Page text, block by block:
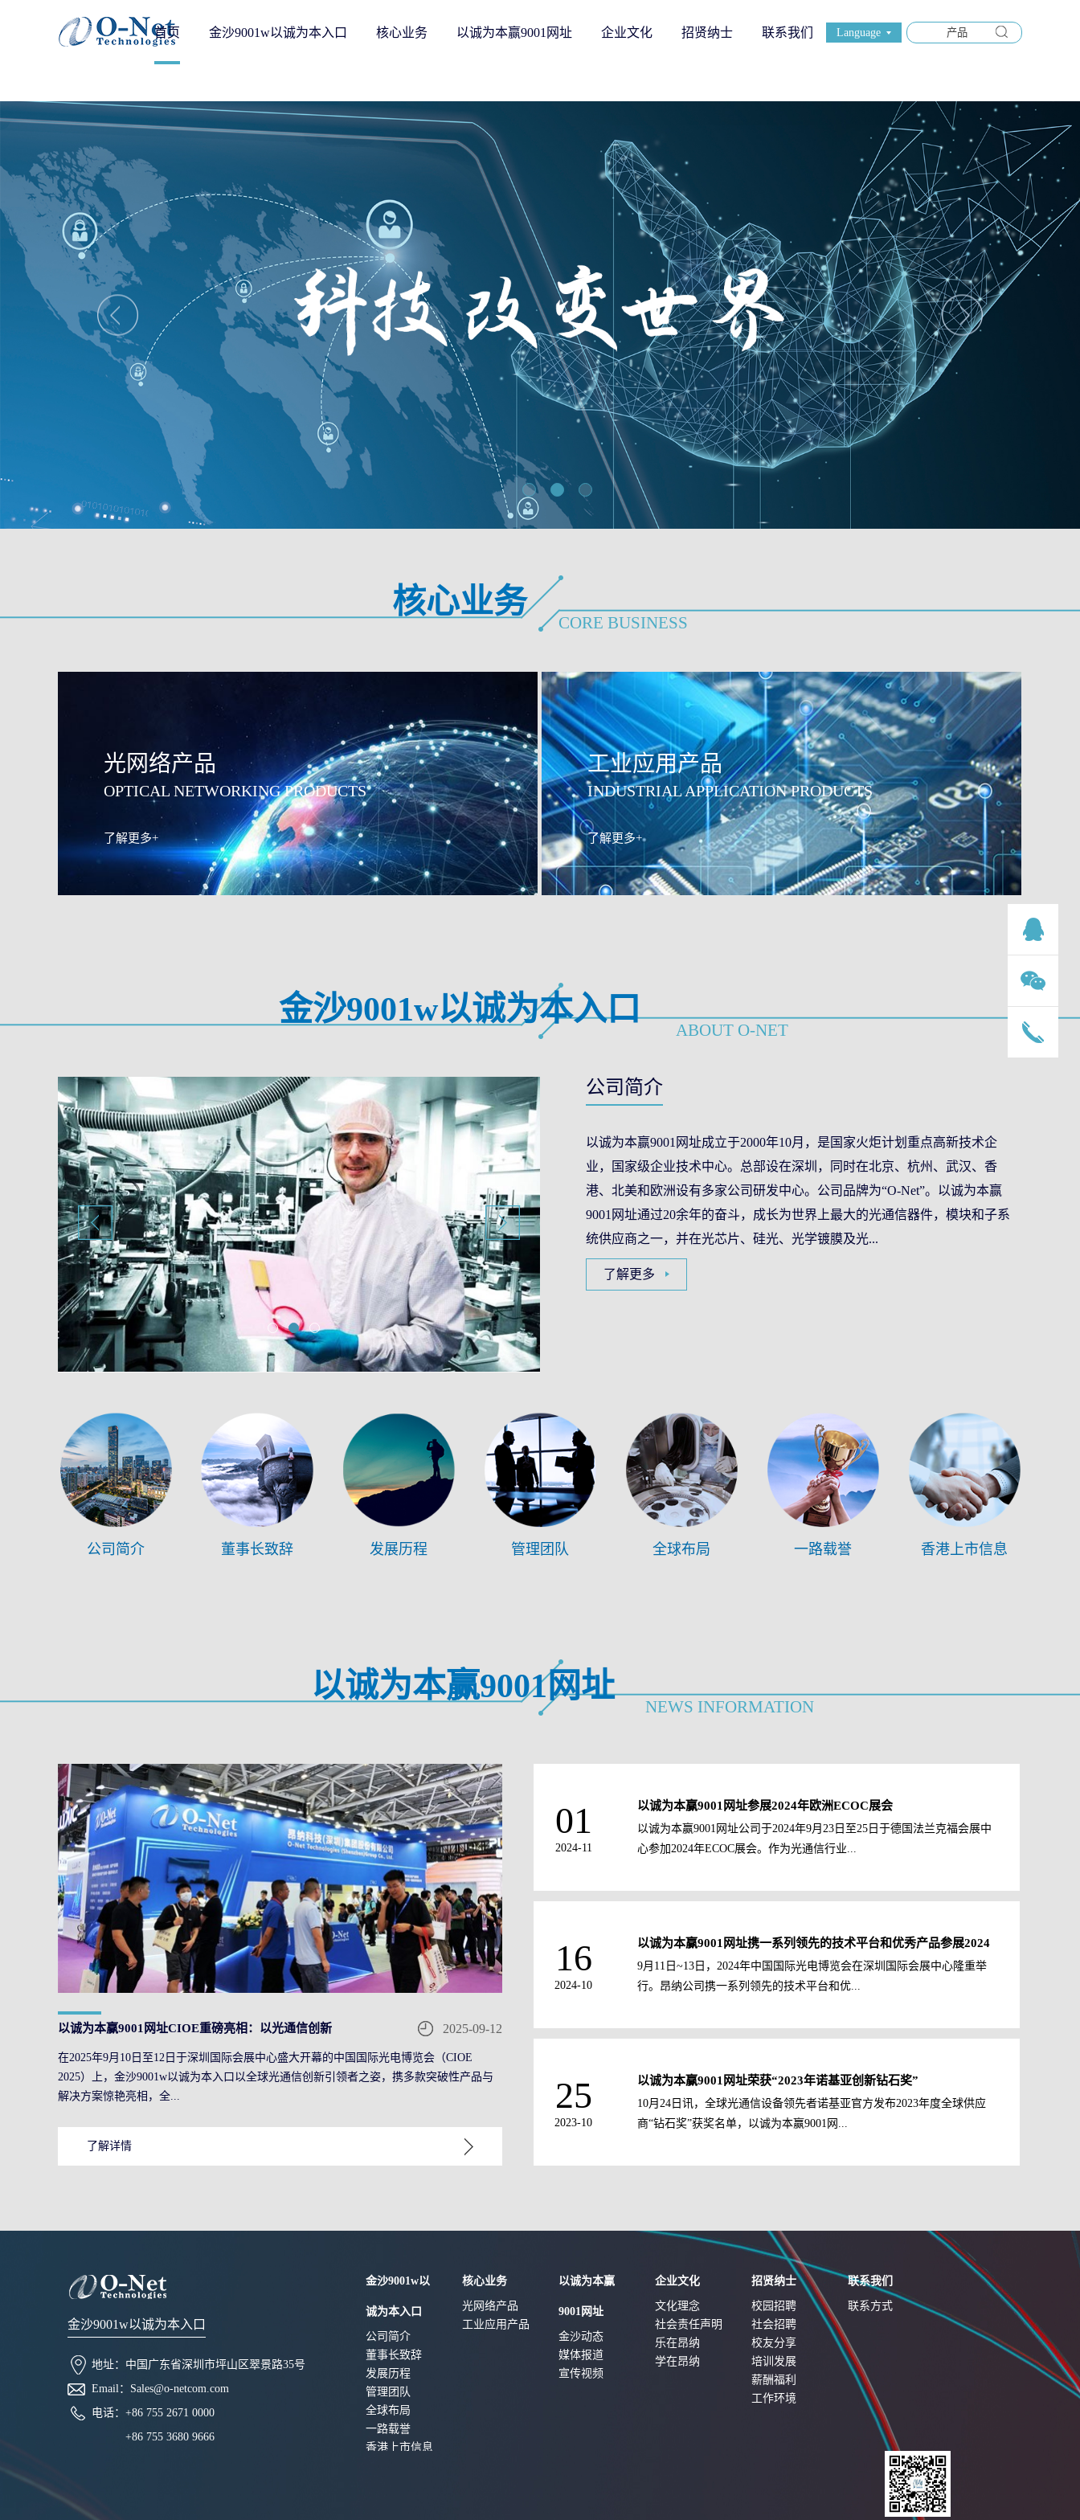
金沙9001w以诚为本入口-以诚为本赢9001网址 Language
首页 金沙9001w以诚为本入口 核心业务 以诚为本赢9001网址 企业文化 招贤纳士 联系我们
核心业务
CORE BUSINESS
光网络产品
OPTICAL NETWORKING PRODUCTS
了解更多+
工业应用产品
INDUSTRIAL APPLICATION PRODUCTS
了解更多+
光通信产品 数据中心产品
光纤激光器产品
金沙9001w以诚为本入口
ABOUT O-NET
公司简介
以诚为本赢9001网址成立于2000年10月，是国家火炬计划重点高新技术企
业，国家级企业技术中心。总部设在深圳，同时在北京、杭州、武汉、香
港、北美和欧洲设有多家公司研发中心。公司品牌为“O-Net”。以诚为本赢
9001网址通过20余年的奋斗，成长为世界上最大的光通信器件，模块和子系
统供应商之一，并在光芯片、硅光、光学镀膜及光...
了解更多
公司简介 董事长致辞 发展历程 管理团队 全球布局 一路载誉 香港上市信息
以诚为本赢9001网址
NEWS INFORMATION
以诚为本赢9001网址CIOE重磅亮相：以光通信创新
引擎，驱动AI与算力互联新时代
2025-09-12
在2025年9月10日至12日于深圳国际会展中心盛大开幕的中国国际光电博览会（CIOE
2025）上，金沙9001w以诚为本入口以全球光通信创新引领者之姿，携多款突破性产品与
解决方案惊艳亮相，全...
了解详情
01
2024-11
以诚为本赢9001网址参展2024年欧洲ECOC展会
以诚为本赢9001网址公司于2024年9月23日至25日于德国法兰克福会展中
心参加2024年ECOC展会。作为光通信行业...
16
2024-10
以诚为本赢9001网址携一系列领先的技术平台和优秀产品参展2024
年CIOE展会
9月11日~13日，2024年中国国际光电博览会在深圳国际会展中心隆重举
行。昂纳公司携一系列领先的技术平台和优...
25
2023-10
以诚为本赢9001网址荣获“2023年诺基亚创新钻石奖”
10月24日讯，全球光通信设备领先者诺基亚官方发布2023年度全球供应
商“钻石奖”获奖名单，以诚为本赢9001网...
金沙9001w以诚为本入口
地址： 中国广东省深圳市坪山区翠景路35号
Email： Sales@o-netcom.com
电话： +86 755 2671 0000
+86 755 3680 9666
金沙9001w以
诚为本入口
公司简介
董事长致辞
发展历程
管理团队
全球布局
一路载誉
香港上市信息
核心业务
光网络产品
工业应用产品
以诚为本赢
9001网址
金沙动态
媒体报道
宣传视频
企业文化
文化理念
社会责任声明
乐在昂纳
学在昂纳
招贤纳士
校园招聘
社会招聘
校友分享
培训发展
薪酬福利
工作环境
联系我们
联系方式